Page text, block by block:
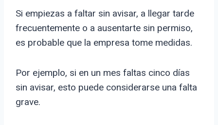
Si empiezas a faltar sin avisar, a llegar tarde
frecuentemente o a ausentarte sin permiso,
es probable que la empresa tome medidas.
Por ejemplo, si en un mes faltas cinco días
sin avisar, esto puede considerarse una falta
grave.